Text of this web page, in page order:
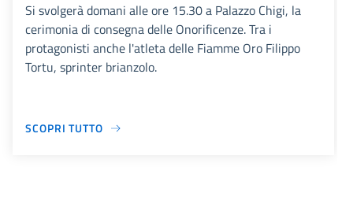
Si svolgerà domani alle ore 15.30 a Palazzo Chigi, la
cerimonia di consegna delle Onorificenze. Tra i
protagonisti anche l'atleta delle Fiamme Oro Filippo
Tortu, sprinter brianzolo.
SCOPRI TUTTO